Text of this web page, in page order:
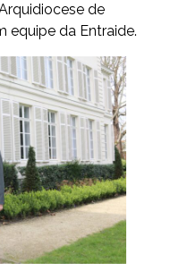
de
equipe da Entraide.